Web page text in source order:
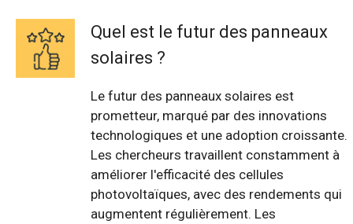
Quel est le futur des panneaux
solaires ?
Le futur des panneaux solaires est
prometteur, marqué par des innovations
technologiques et une adoption croissante.
Les chercheurs travaillent constamment à
améliorer l'efficacité des cellules
photovoltaïques, avec des rendements qui
augmentent régulièrement. Les